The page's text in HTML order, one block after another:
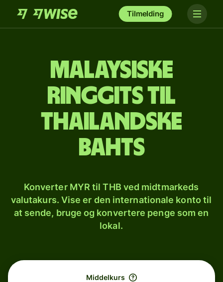
Tilmelding
Malaysiske
ringgits til
thailandske
bahts
Konverter MYR til THB ved midtmarkeds
valutakurs. Vise er den internationale konto til
at sende, bruge og konvertere penge som en
lokal.
Middelkurs